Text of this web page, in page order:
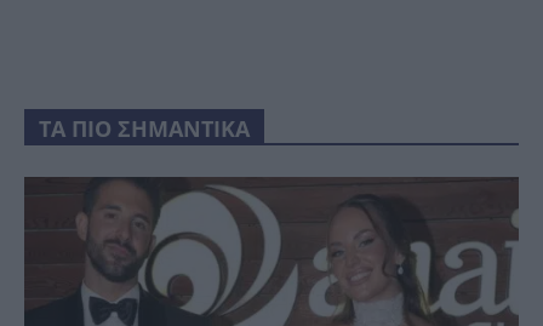
ΤΑ ΠΙΟ ΣΗΜΑΝΤΙΚΑ